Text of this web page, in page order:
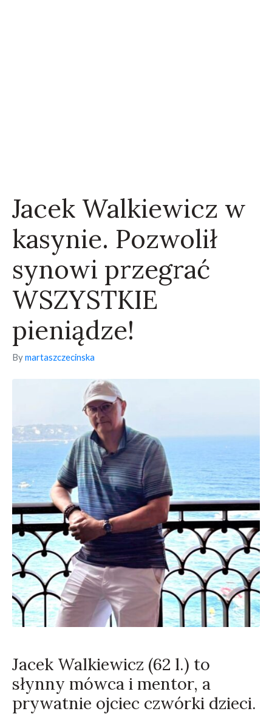
Jacek Walkiewicz w
kasynie. Pozwolił
synowi przegrać
WSZYSTKIE
pieniądze!
Bymartaszczecinska
Jacek Walkiewicz (62 l.) to
słynny mówca i mentor, a
prywatnie ojciec czwórki dzieci.